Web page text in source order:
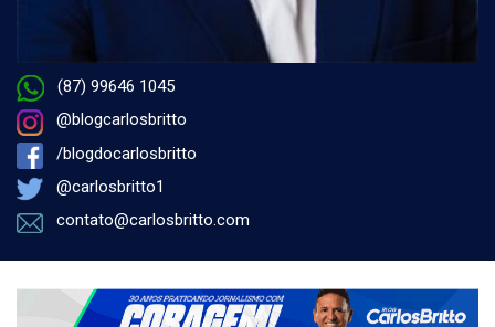
(87) 99646 1045
@blogcarlosbritto
/blogdocarlosbritto
@carlosbritto1
contato@carlosbritto.com